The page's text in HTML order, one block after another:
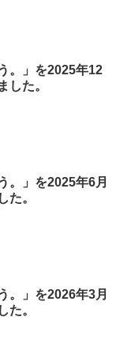
。」を2025年12
した。
。」を2025年6月
た。
。」を2026年3月
た。